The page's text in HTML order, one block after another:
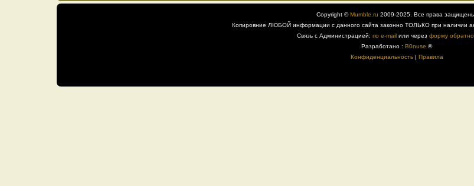
Copyright ©Mumble.ru 2009-2025. Все права
Копировние ЛЮБОЙ информации с данного сайта законно ТОЛЬКО при наличии
Связь с Администрацией: по e-mail или через форму
Разработано : B0nuse ®
Конфиденциальность| Правила